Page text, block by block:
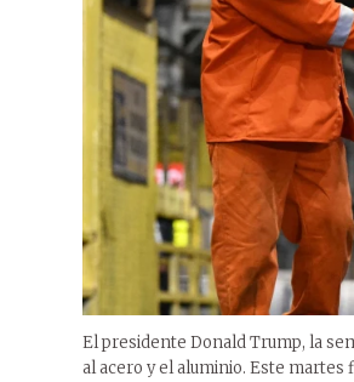
El presidente Donald Trump, la
al acero y el aluminio. Este martes